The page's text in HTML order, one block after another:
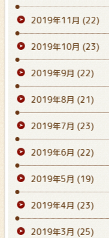
2019年11月 (22)
2019年10月 (23)
2019年9月 (22)
2019年8月 (21)
2019年7月 (23)
2019年6月 (22)
2019年5月 (19)
2019年4月 (23)
2019年3月 (25)